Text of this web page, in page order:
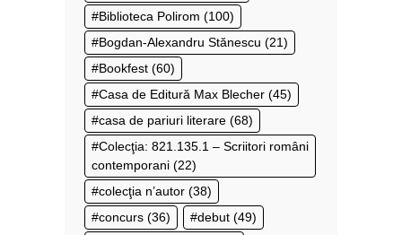
Biblioteca Polirom (100)
Bogdan-Alexandru Stănescu (21)
Bookfest (60)
Casa de Editură Max Blecher (45)
casa de pariuri literare (68)
Colecţia: 821.135.1 – Scriitori români
contemporani (22)
colecţia n’autor (38)
concurs (36) debut (49)